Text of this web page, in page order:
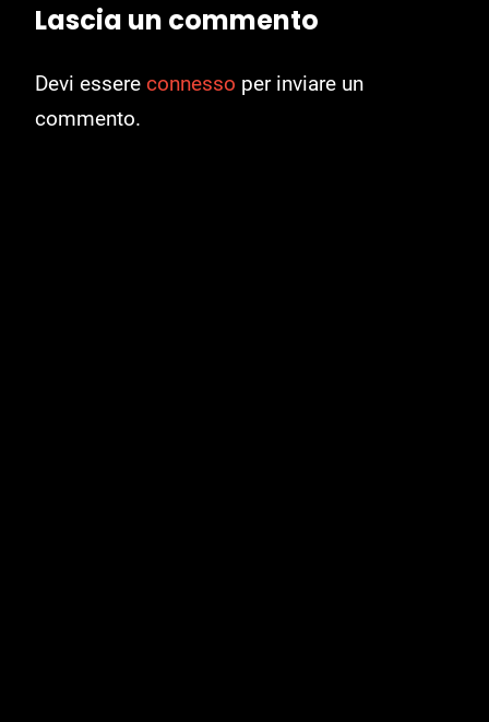
Lascia un commento
Devi essere connesso per inviare un
commento.